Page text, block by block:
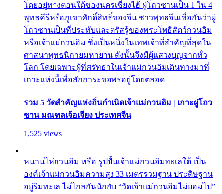
โดยอยู่ทางตอนใต้ของนครเซี่ยงไฮ้ ผู่โถวซานเป็น 1 ใน 4
พุทธคีรีหรือภูเขาศักดิ์สิทธิ์ของจีน ชาวพุทธจีนเชื่อกันว่าผู่
โถวซานเป็นที่ประทับและตรัสรู้ของพระโพธิสัตว์กวนอิม
หรือเจ้าแม่กวนอิม ซึ่งเป็นหนึ่งในเทพเจ้าที่สำคัญที่สุดใน
ศาสนาพุทธนิกายมหายาน ดังนั้นจึงมีผู้แสวงบุญจากทั่ว
โลก โดยเฉพาะผู้ที่ศรัทธาในเจ้าแม่กวนอิมเดินทางมาที่
เกาะแห่งนี้เพื่อสักการะขอพรอยู่โดยตลอด
รวม 5 วัดสำคัญแห่งถิ่นกำเนิดเจ้าแม่กวนอิม | เกาะผู่โถว
ซาน มณฑลเจ้อเจียง ประเทศจีน
1,525 views
หนานไห่กวนอิม หรือ รูปปั้นเจ้าแม่กวนอิมทะเลใต้ เป็น
องค์เจ้าแม่กวนอิมความสูง 33 เมตรรวมฐาน ประดิษฐาน
อยู่ริมทะเล ไม่ไกลกันนักกับ “วัดเจ้าแม่กวนอิมไม่ยอมไป”